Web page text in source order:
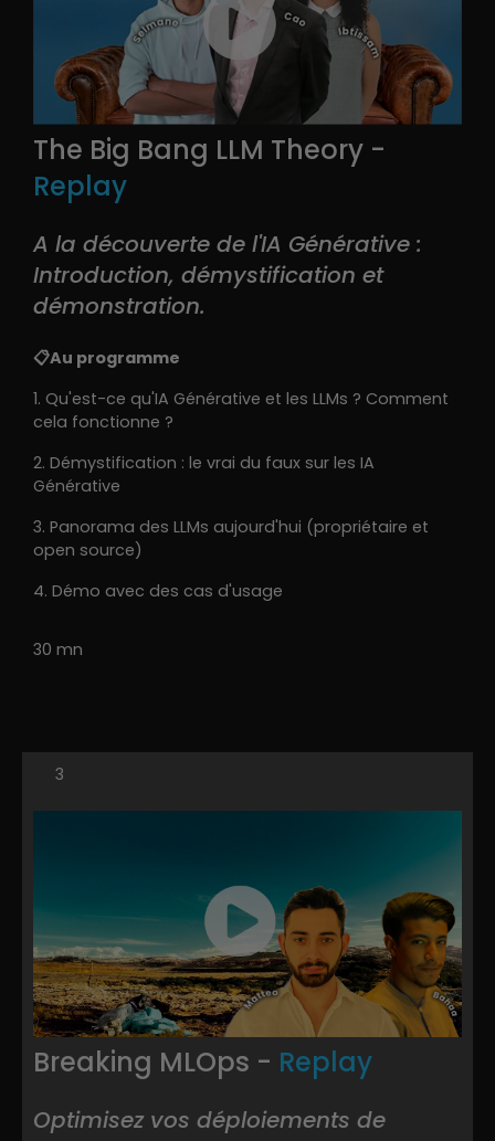
The Big Bang LLM Theory -
Replay
A la découverte de l'IA Générative :
Introduction, démystification et
démonstration.
📋Au programme
1. Qu'est-ce qu'IA Générative et les LLMs ? Comment
cela fonctionne ?
2. Démystification : le vrai du faux sur les IA
Générative
3. Panorama des LLMs aujourd'hui (propriétaire et
open source)
4. Démo avec des cas d'usage
30 mn
3
Breaking MLOps - Replay
Optimisez vos déploiements de